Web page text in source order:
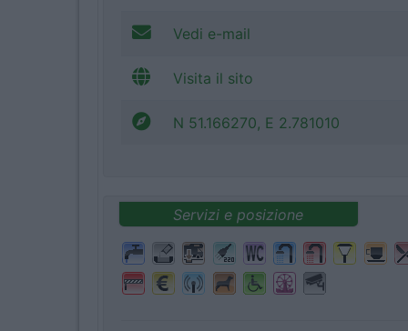
Vedi e-mail
Visita il sito
N 51.166270, E 2.781010
Servizi e posizione